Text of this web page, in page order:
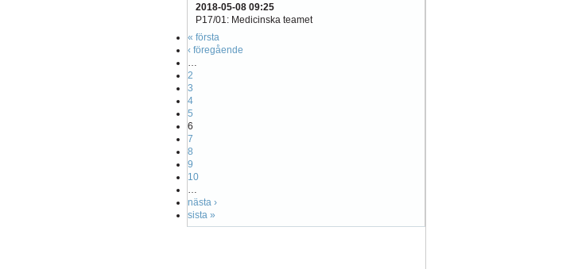
2018-05-08 09:25
P17/01: Medicinska teamet
« första
‹ föregående
2
3
4
5
6
7
8
9
10
nästa ›
sista »